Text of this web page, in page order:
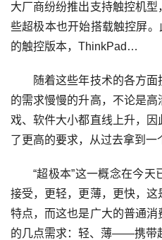
大厂商纷纷推出支持触控机
些超极本也开始搭载触控屏
的触控版本，ThinkPad…
随着这些年技术的各方面
的需求慢慢的升高，不论是
戏、软件大小都直线上升，
了更高的要求，从过去拿到
“超极本”这一概念在今天
接受，更轻，更薄，更快，
特点，而这也是广大的普通
的几点需求：轻、薄——携